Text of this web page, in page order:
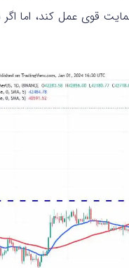
یک حمایت قوی عمل کند، اما